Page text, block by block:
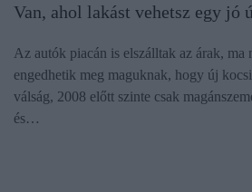
Van, ahol lakást vehetsz egy jó
Az autók piacán is elszálltak az árak, ma
engedhetik meg maguknak, hogy új
válság, 2008 előtt szinte csak
és…